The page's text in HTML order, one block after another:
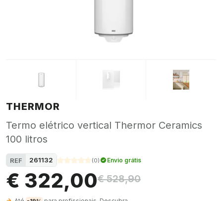
THERMOR
Termo elétrico vertical Thermor Ceramics
100 litros
REF 261132 (0) Envio grátis
€ 322,00€ 528,90